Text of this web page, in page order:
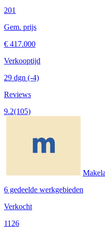
201
Gem. prijs
€ 417.000
Verkooptijd
29 dgn (-4)
Reviews
9.2(105)
6 gedeelde werkgebieden
Verkocht
1126